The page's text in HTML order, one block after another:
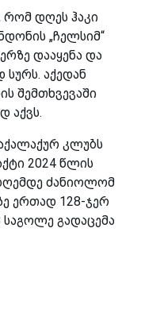
დღეს ჰაკი
„ჩელსიმ“
დააყენა და
სურს. აქედან
შემთხვევაში
აქვს.
კლუბს
2024 წლის
ძანიოლომ
ერთად 128-ჯერ
გადაცემა